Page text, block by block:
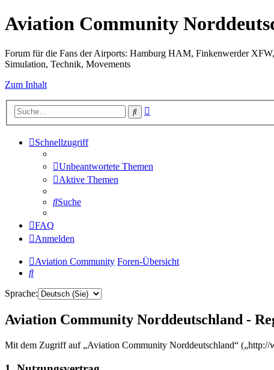
Aviation Community
Forum für die Fans der Airports: Hamburg HAM, Finkenwerder
Simulation, Technik, Movements
Zum Inhalt
Suche
Schnellzugriff
Unbeantwortete Themen
Aktive Themen
Suche
FAQ
Anmelden
Aviation Community Foren-Übersicht
Suche
Sprache:
Aviation Community Norddeutschland -
Mit dem Zugriff auf „Aviation Community Norddeutschland“